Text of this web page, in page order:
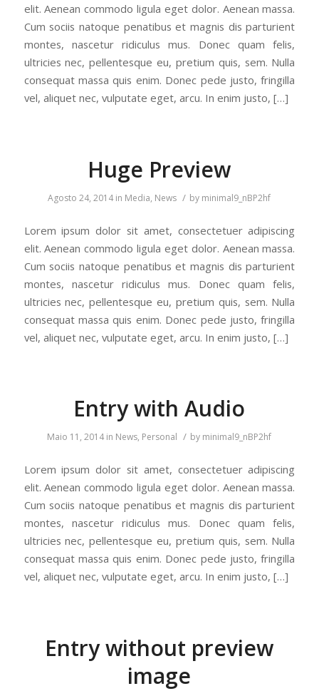
elit. Aenean commodo ligula eget dolor. Aenean massa.
Cum sociis natoque penatibus et magnis dis parturient
montes, nascetur ridiculus mus. Donec quam felis,
ultricies nec, pellentesque eu, pretium quis, sem. Nulla
consequat massa quis enim. Donec pede justo, fringilla
vel, aliquet nec, vulputate eget, arcu. In enim justo, […]
Huge Preview
Agosto 24, 2014 in Media, News / by minimal9_nBP2hf
Lorem ipsum dolor sit amet, consectetuer adipiscing
elit. Aenean commodo ligula eget dolor. Aenean massa.
Cum sociis natoque penatibus et magnis dis parturient
montes, nascetur ridiculus mus. Donec quam felis,
ultricies nec, pellentesque eu, pretium quis, sem. Nulla
consequat massa quis enim. Donec pede justo, fringilla
vel, aliquet nec, vulputate eget, arcu. In enim justo, […]
Entry with Audio
Maio 11, 2014 in News, Personal / by minimal9_nBP2hf
Lorem ipsum dolor sit amet, consectetuer adipiscing
elit. Aenean commodo ligula eget dolor. Aenean massa.
Cum sociis natoque penatibus et magnis dis parturient
montes, nascetur ridiculus mus. Donec quam felis,
ultricies nec, pellentesque eu, pretium quis, sem. Nulla
consequat massa quis enim. Donec pede justo, fringilla
vel, aliquet nec, vulputate eget, arcu. In enim justo, […]
Entry without preview
image